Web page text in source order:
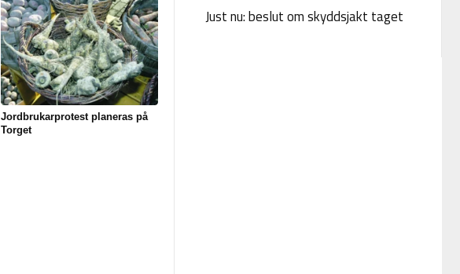
Jordbrukarprotest planeras på
Torget
Just nu: beslut om skyddsjakt taget